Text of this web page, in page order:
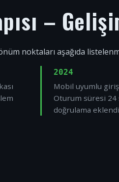
–
noktaları aşağıda
2024
Mobil uyumlu giriş
Oturum süresi 24
doğrulama